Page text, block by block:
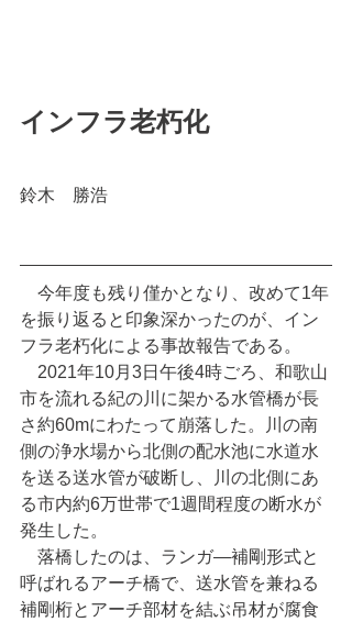
インフラ老朽化
鈴木　勝浩
今年度も残り僅かとなり、改めて1年
を振り返ると印象深かったのが、イン
フラ老朽化による事故報告である。
2021年10月3日午後4時ごろ、和歌山
市を流れる紀の川に架かる水管橋が長
さ約60mにわたって崩落した。川の南
側の浄水場から北側の配水池に水道水
を送る送水管が破断し、川の北側にあ
る市内約6万世帯で1週間程度の断水が
発生した。
落橋したのは、ランガ―補剛形式と
呼ばれるアーチ橋で、送水管を兼ねる
補剛桁とアーチ部材を結ぶ吊材が腐食